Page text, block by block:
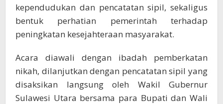
kependudukan dan pencatatan sipil, sekaligus
bentuk perhatian pemerintah terhadap
peningkatan kesejahteraan masyarakat.
Acara diawali dengan ibadah pemberkatan
nikah, dilanjutkan dengan pencatatan sipil yang
disaksikan langsung oleh Wakil Gubernur
Sulawesi Utara bersama para Bupati dan Wali